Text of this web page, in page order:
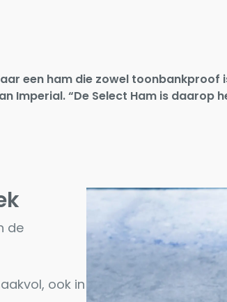
een ham die zowel toonbankproof
Imperial. “De Select Ham is daarop
de
ook in